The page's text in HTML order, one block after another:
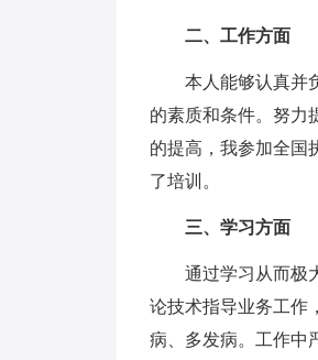
二、工作方面
本人能够认真并负
的素质和条件。努力
的提高，我参加全国
了培训。
三、学习方面
通过学习从而极大
论技术指导业务工作
病、多发病。工作中